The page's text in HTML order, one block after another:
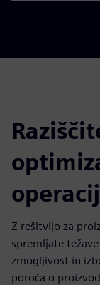
operacij
Z rešitvijo za
spremljate
zmogljivost in
poroča o